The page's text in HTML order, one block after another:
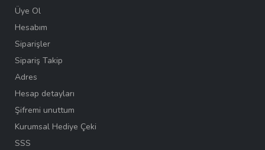
Üye Ol
Hesabım
Siparişler
Sipariş Takip
Adres
Hesap detayları
Şifremi unuttum
Kurumsal Hediye Çeki
SSS